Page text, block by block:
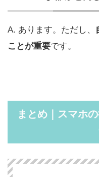
A. あります。ただし、
ことが重要です。
まとめ｜スマホ